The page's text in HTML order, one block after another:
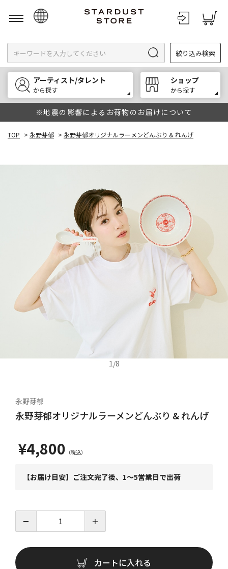
English
한국어
中文
絞り込み検索
アーティスト/タレント
から探す
ショップ
から探す
※地震の影響によるお荷物のお届けについて
TOP > 永野芽郁 > 永野芽郁オリジナルラーメンどんぶり & れんげ
1/8
永野芽郁
永野芽郁オリジナルラーメンどんぶり & れんげ
¥4,800
【お届け目安】ご注文完了後、1～5営業日で出荷
－ ＋
カートに入れる